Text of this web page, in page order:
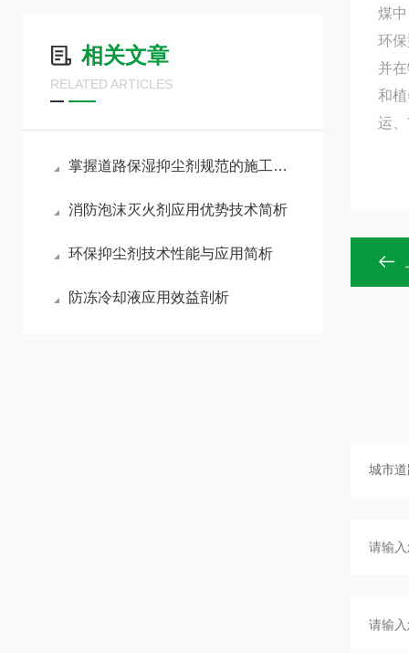
相关文章
RELATED ARTICLES
掌握道路保湿抑尘剂规范的施工方式切实提升扬尘治理效果
消防泡沫灭火剂应用优势技术简析
环保抑尘剂技术性能与应用简析
防冻冷却液应用效益剖析
煤
环
并
和
运